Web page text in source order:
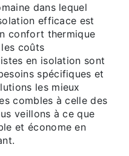
dans lequel
efficace est
confort thermique
coûts
en isolation sont
spécifiques et
les mieux
combles à celle des
veillons à ce que
et économe en